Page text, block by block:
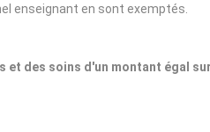
enseignant en sont exemptés.
des soins d'un montant égal